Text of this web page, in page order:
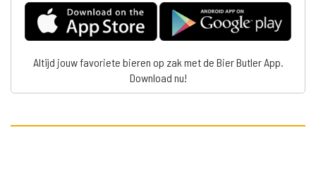
Altijd jouw favoriete bieren op zak met de Bier Butler App.
Download nu!